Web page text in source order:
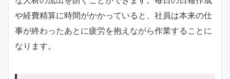
や経費精算に時間がかかっていると、社員は本来の仕
事が終わったあとに疲労を抱えながら作業することに
なります。